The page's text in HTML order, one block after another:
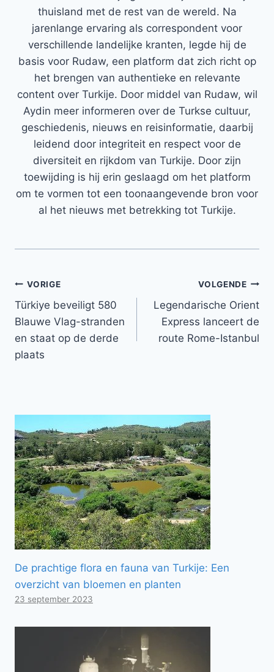
thuisland met de rest van de wereld. Na
jarenlange ervaring als correspondent voor
verschillende landelijke kranten, legde hij de
basis voor Rudaw, een platform dat zich richt op
het brengen van authentieke en relevante
content over Turkije. Door middel van Rudaw, wil
Aydin meer informeren over de Turkse cultuur,
geschiedenis, nieuws en reisinformatie, daarbij
leidend door integriteit en respect voor de
diversiteit en rijkdom van Turkije. Door zijn
toewijding is hij erin geslaagd om het platform
om te vormen tot een toonaangevende bron voor
al het nieuws met betrekking tot Turkije.
Bericht
navigatie
VORIGE
Türkiye beveiligt 580
Blauwe Vlag-stranden
en staat op de derde
plaats
VOLGENDE
Legendarische Orient
Express lanceert de
route Rome-Istanbul
De prachtige flora en fauna van Turkije: Een
overzicht van bloemen en planten
23 september 2023